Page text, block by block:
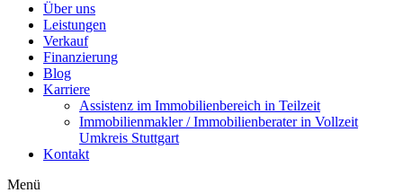
Über uns
Leistungen
Verkauf
Finanzierung
Blog
Karriere
Assistenz im Immobilienbereich in Teilzeit
Immobilienmakler / Immobilienberater in Vollzeit
Umkreis Stuttgart
Kontakt
Menü